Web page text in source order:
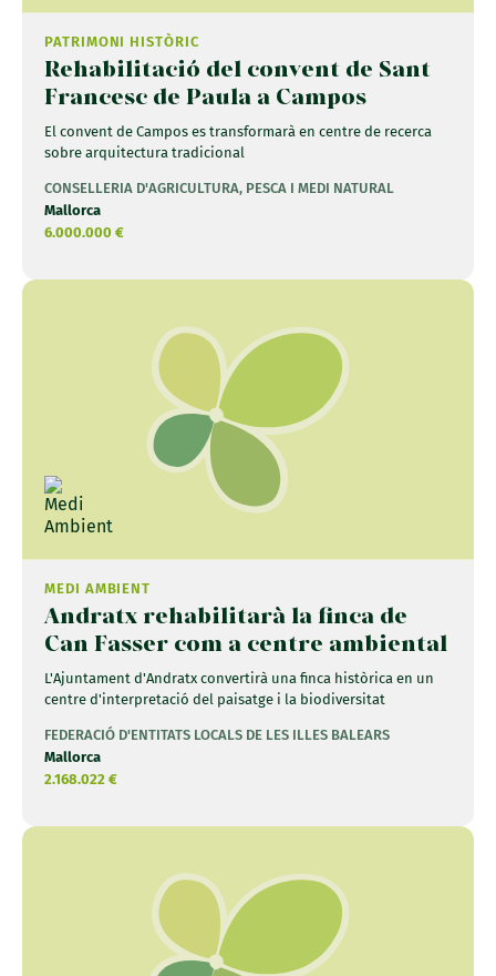
PATRIMONI HISTÒRIC
Rehabilitació del convent de Sant
Francesc de Paula a Campos
El convent de Campos es transformarà en centre de recerca
sobre arquitectura tradicional
CONSELLERIA D'AGRICULTURA, PESCA I MEDI NATURAL
Mallorca
6.000.000 €
MEDI AMBIENT
Andratx rehabilitarà la finca de
Can Fasser com a centre ambiental
L'Ajuntament d'Andratx convertirà una finca històrica en un
centre d'interpretació del paisatge i la biodiversitat
FEDERACIÓ D'ENTITATS LOCALS DE LES ILLES BALEARS
Mallorca
2.168.022 €